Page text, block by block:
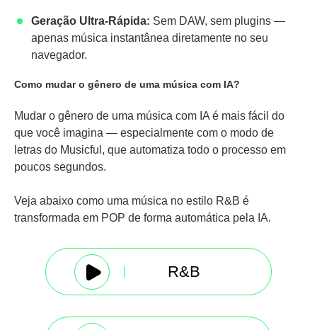
Geração Ultra-Rápida: Sem DAW, sem plugins —
apenas música instantânea diretamente no seu
navegador.
Como mudar o gênero de uma música com IA?
Mudar o gênero de uma música com IA é mais fácil do
que você imagina — especialmente com o modo de
letras do Musicful, que automatiza todo o processo em
poucos segundos.
Veja abaixo como uma música no estilo R&B é
transformada em POP de forma automática pela IA.
R&B